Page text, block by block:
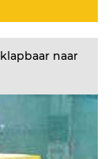
naar